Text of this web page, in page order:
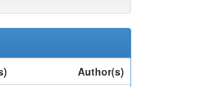
Author(s)